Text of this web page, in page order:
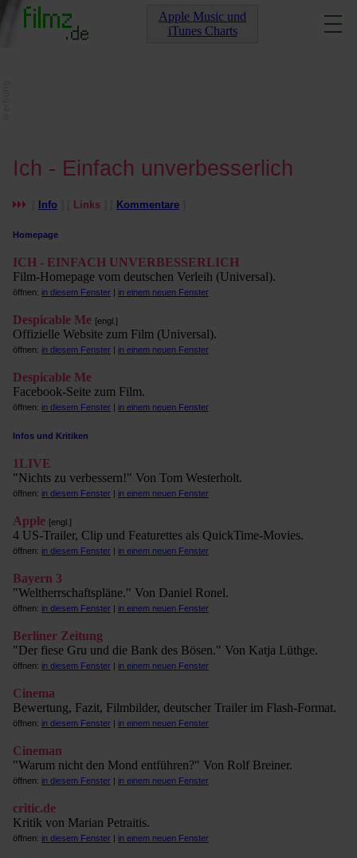
Apple Music und
iTunes Charts
Ich - Einfach unverbesserlich
Info Links Kommentare
Homepage
ICH - EINFACH UNVERBESSERLICH
Film-Homepage vom deutschen Verleih (Universal).
öffnen: in diesem Fenster | in einem neuen Fenster
Despicable Me [engl.]
Offizielle Website zum Film (Universal).
öffnen: in diesem Fenster | in einem neuen Fenster
Despicable Me
Facebook-Seite zum Film.
öffnen: in diesem Fenster | in einem neuen Fenster
Infos und Kritiken
1LIVE
"Nichts zu verbessern!" Von Tom Westerholt.
öffnen: in diesem Fenster | in einem neuen Fenster
Apple [engl.]
4 US-Trailer, Clip und Featurettes als QuickTime-Movies.
öffnen: in diesem Fenster | in einem neuen Fenster
Bayern 3
"Weltherrschaftspläne." Von Daniel Ronel.
öffnen: in diesem Fenster | in einem neuen Fenster
Berliner Zeitung
"Der fiese Gru und die Bank des Bösen." Von Katja Lüthge.
öffnen: in diesem Fenster | in einem neuen Fenster
Cinema
Bewertung, Fazit, Filmbilder, deutscher Trailer im Flash-Format.
öffnen: in diesem Fenster | in einem neuen Fenster
Cineman
"Warum nicht den Mond entführen?" Von Rolf Breiner.
öffnen: in diesem Fenster | in einem neuen Fenster
critic.de
Kritik von Marian Petraitis.
öffnen: in diesem Fenster | in einem neuen Fenster